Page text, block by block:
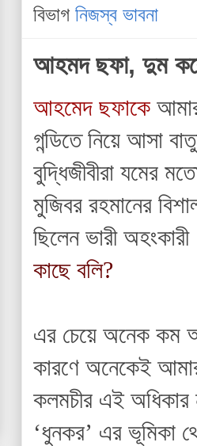
বিভাগনিজস্ব ভাবনা
আহমদ ছফা, দুম
আহমেদ ছফাকে
গন্ডিতে নিয়ে আসা
বুদ্ধিজীবীরা যমের
মুজিবর রহমানের
ছিলেন ভারী
কাছে বলি?
এর চেয়ে অনেক কম
কারণে অনেকেই
কলমচীর এই
‘ধুনকর’ এর ভূমিকা